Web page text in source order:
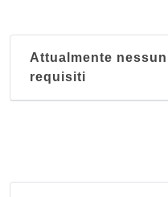
Attualmente
requisiti